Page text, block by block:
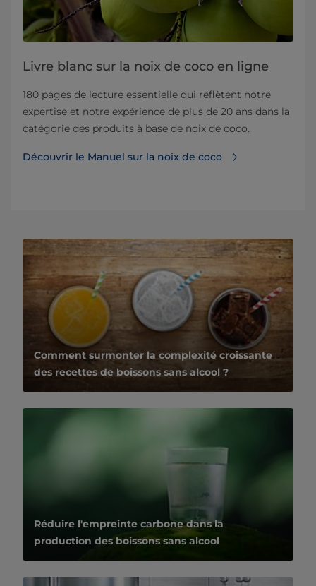
Livre blanc sur la noix de coco en ligne
180 pages de lecture essentielle qui reflètent notre
expertise et notre expérience de plus de 20 ans dans la
catégorie des produits à base de noix de coco.
Découvrir le Manuel sur la noix de coco
Comment surmonter la complexité croissante
des recettes de boissons sans alcool ?
Réduire l'empreinte carbone dans la
production des boissons sans alcool